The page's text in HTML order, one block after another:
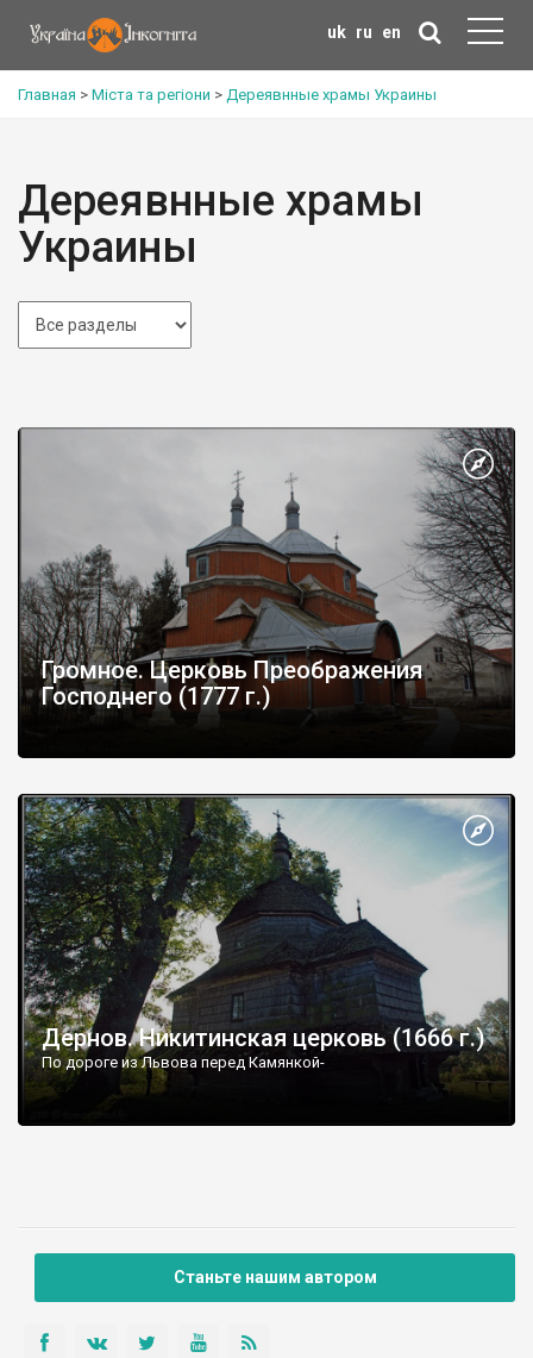
uk ru en
Главная > Міста та регіони > Дереявнные храмы Украины
Дереявнные храмы
Украины
Громное. Церковь Преображения
Господнего (1777 г.)
Дернов. Никитинская церковь (1666 г.)
По дороге из Львова перед Камянкой-
Станьте нашим автором